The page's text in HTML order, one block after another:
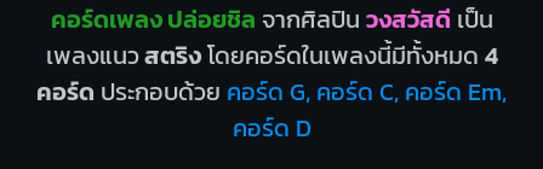
คอร์ดเพลง ปล่อยชิล จากศิลปิน วงสวัสดี เป็น
เพลงแนวสตริงโดยคอร์ดในเพลงนี้มีทั้งหมด 4
คอร์ด ประกอบด้วย คอร์ด G, คอร์ด C, คอร์ด Em,
คอร์ด D